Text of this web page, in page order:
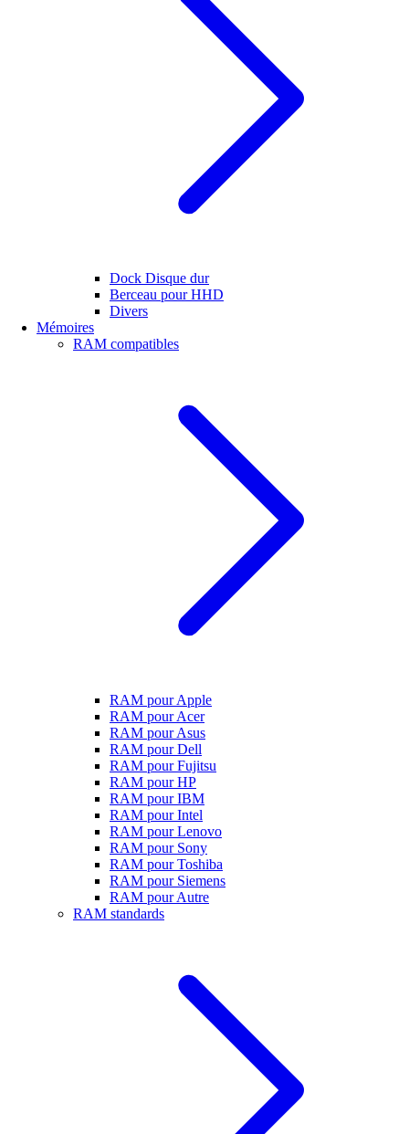
Dock Disque dur
Berceau pour HHD
Divers
Mémoires
RAM compatibles
RAM pour Apple
RAM pour Acer
RAM pour Asus
RAM pour Dell
RAM pour Fujitsu
RAM pour HP
RAM pour IBM
RAM pour Intel
RAM pour Lenovo
RAM pour Sony
RAM pour Toshiba
RAM pour Siemens
RAM pour Autre
RAM standards